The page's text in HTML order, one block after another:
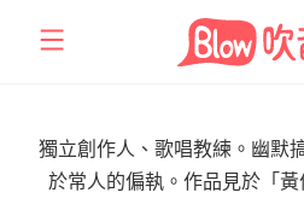
獨立創作人、歌唱教練。幽默
於常人的偏執。作品見於「黃